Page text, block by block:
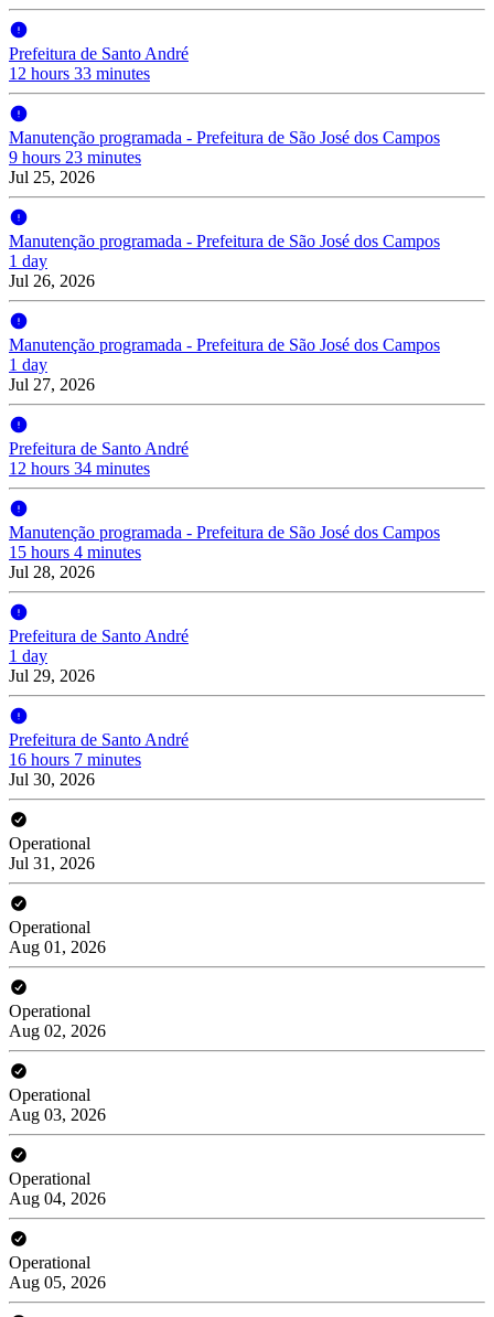
Prefeitura de Santo André
12 hours 33 minutes
Manutenção programada - Prefeitura de São José dos Campos
9 hours 23 minutes
Jul 25, 2026
Manutenção programada - Prefeitura de São José dos Campos
1 day
Jul 26, 2026
Manutenção programada - Prefeitura de São José dos Campos
1 day
Jul 27, 2026
Prefeitura de Santo André
12 hours 34 minutes
Manutenção programada - Prefeitura de São José dos Campos
15 hours 4 minutes
Jul 28, 2026
Prefeitura de Santo André
1 day
Jul 29, 2026
Prefeitura de Santo André
16 hours 7 minutes
Jul 30, 2026
Operational
Jul 31, 2026
Operational
Aug 01, 2026
Operational
Aug 02, 2026
Operational
Aug 03, 2026
Operational
Aug 04, 2026
Operational
Aug 05, 2026